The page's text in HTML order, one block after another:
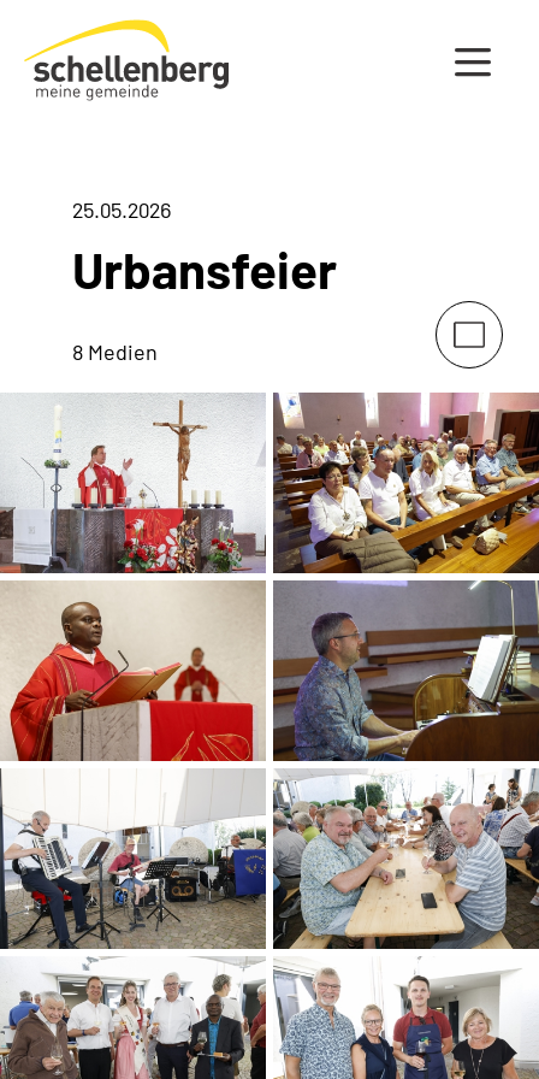
Gemeinde Schellenberg Startseite
25.05.2026
Urbansfeier
8 Medien